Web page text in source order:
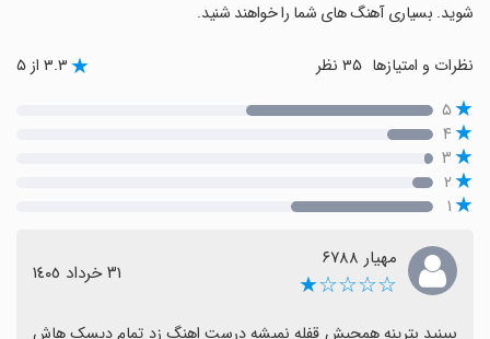
شوید. بسیاری آهنگ های شما را خواهند شنید.
نظرات و امتیازها ۳.۳ از ۵
۵
۴
۳
۲
۱
مهیار ۶۷۸۸
☆☆☆☆★ ٣١ خرداد ١٤٠٥